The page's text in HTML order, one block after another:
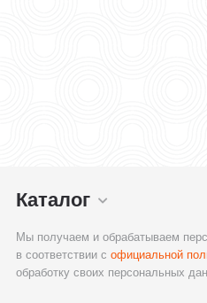
Каталог
Мы получаем и обрабатываем
в соответствии софициальной
обработку своих персональных